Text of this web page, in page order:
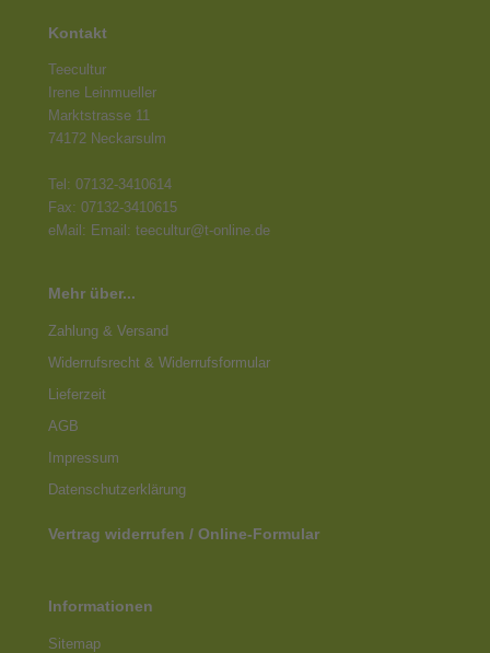
Kontakt
Teecultur
Irene Leinmueller
Marktstrasse 11
74172 Neckarsulm
Tel: 07132-3410614
Fax: 07132-3410615
eMail: Email: teecultur@t-online.de
Mehr über...
Zahlung & Versand
Widerrufsrecht & Widerrufsformular
Lieferzeit
AGB
Impressum
Datenschutz­erklärung
Vertrag widerrufen / Online-Formular
Informationen
Sitemap